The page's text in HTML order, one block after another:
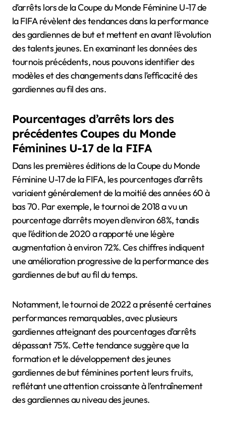
d’arrêts lors de la Coupe du Monde Féminine U-17 de
la FIFA révèlent des tendances dans la performance
des gardiennes de but et mettent en avant l’évolution
des talents jeunes. En examinant les données des
tournois précédents, nous pouvons identifier des
modèles et des changements dans l’efficacité des
gardiennes au fil des ans.
Pourcentages d’arrêts lors des
précédentes Coupes du Monde
Féminines U-17 de la FIFA
Dans les premières éditions de la Coupe du Monde
Féminine U-17 de la FIFA, les pourcentages d’arrêts
variaient généralement de la moitié des années 60 à
bas 70. Par exemple, le tournoi de 2018 a vu un
pourcentage d’arrêts moyen d’environ 68%, tandis
que l’édition de 2020 a rapporté une légère
augmentation à environ 72%. Ces chiffres indiquent
une amélioration progressive de la performance des
gardiennes de but au fil du temps.
Notamment, le tournoi de 2022 a présenté certaines
performances remarquables, avec plusieurs
gardiennes atteignant des pourcentages d’arrêts
dépassant 75%. Cette tendance suggère que la
formation et le développement des jeunes
gardiennes de but féminines portent leurs fruits,
reflétant une attention croissante à l’entraînement
des gardiennes au niveau des jeunes.